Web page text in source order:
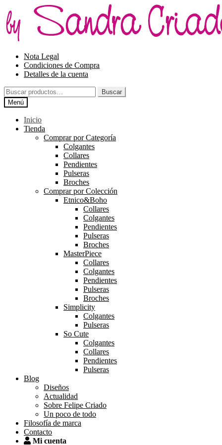
la
navegación
al
contenido
Nota Legal
Condiciones de Compra
Detalles de la cuenta
Buscar
por:
Buscar
Menú
Inicio
Tienda
Comprar por Categoría
Colgantes
Collares
Pendientes
Pulseras
Broches
Comprar por Colección
Etnico&Boho
Collares
Colgantes
Pendientes
Pulseras
Broches
MasterPiece
Collares
Colgantes
Pendientes
Pulseras
Broches
Simplicity
Colgantes
Pulseras
So Cute
Colgantes
Collares
Pendientes
Pulseras
Blog
Diseños
Actualidad
Sobre Felipe Criado
Un poco de todo
Filosofía de marca
Contacto
Mi cuenta